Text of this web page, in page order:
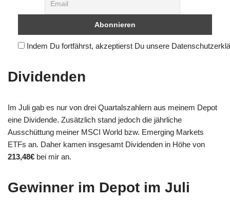
Indem Du fortfährst, akzeptierst Du unsere
Dividenden
Im Juli gab es nur von drei Quartalszahlern aus meinem Depot
eine Dividende. Zusätzlich stand jedoch die jährliche
Ausschüttung meiner MSCI World bzw. Emerging Markets
ETFs an. Daher kamen insgesamt Dividenden in Höhe von
213,48€ bei mir an.
Gewinner im Depot im Juli